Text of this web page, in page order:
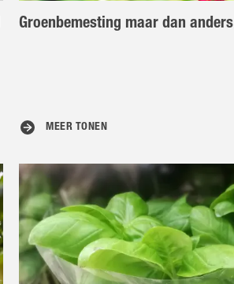
Groenbemesting maar dan anders
MEER TONEN